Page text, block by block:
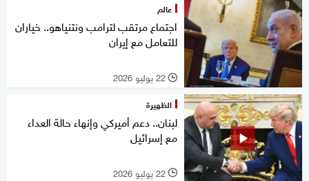
عالم
اجتماع مرتقب لترامب ونتنياهو.. خياران
للتعامل مع إيران
l 22 يوليو 2026
الظهيرة
لبنان.. دعم أميركي وإنهاء حالة العداء
مع إسرائيل
l 22 يوليو 2026